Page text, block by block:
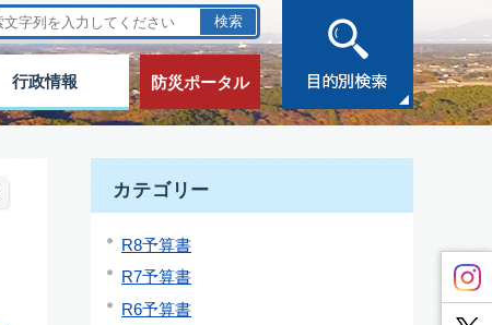
行政情報 防災ポータル
カテゴリー
R8予算書
R7予算書
R6予算書